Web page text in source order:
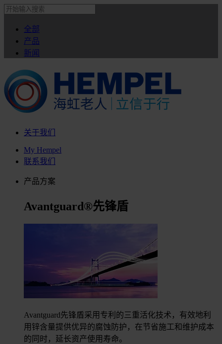
全部
产品
新闻
关于我们
My Hempel
联系我们
产品方案
Avantguard®先锋盾
Avantguard先锋盾采用专利的三重活化技术，有效地利
用锌含量提供优异的腐蚀防护，在节省施工和维护成本
的同时，延长资产使用寿命。